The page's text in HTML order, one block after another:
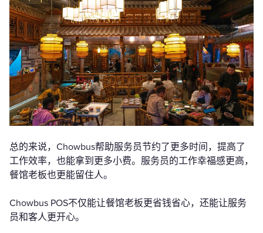
总的来说，Chowbus帮助服务员节约了更多时间，提高了
工作效率，也能拿到更多小费。服务员的工作幸福感更高，
餐馆老板也更能留住人。
Chowbus POS不仅能让餐馆老板更省钱省心，还能让服务
员和客人更开心。